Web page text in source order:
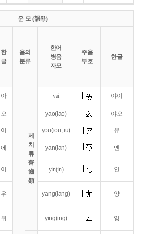
운 모 (韻母)
한
글
음의
분류
한어
병음
자모
주음
부호
한글
아
제
치
류
齊
齒
類
yai 야이
오 yao(iao) 야오
어 you(iou,iu) 유
에 yan(ian) 옌
이 yin(in) 인
우 yang(iang) 양
위 ying(ing) 잉